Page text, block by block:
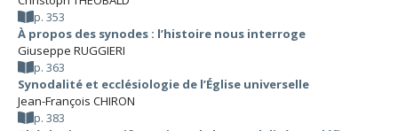
p. 353
À propos des synodes : l’histoire nous interroge
Giuseppe RUGGIERI
p. 363
Synodalité et ecclésiologie de l’Église universelle
Jean-François CHIRON
p. 383